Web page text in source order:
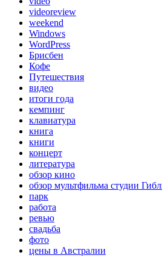
videoreview
weekend
Windows
WordPress
Брисбен
Кофе
Путешествия
видео
итоги года
кемпинг
клавиатура
книга
книги
концерт
литература
обзор кино
обзор мультфильма студии
парк
работа
ревью
свадьба
фото
цены в Австралии